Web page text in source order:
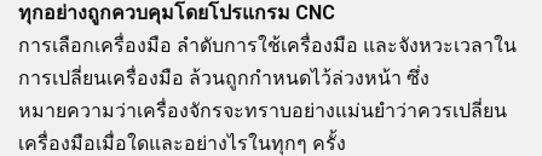
ทุกอย่างถูกควบคุมโดยโปรแกรม CNC
การเลือกเครื่องมือ ลำดับการใช้เครื่องมือ และจังหวะเวลาใน
การเปลี่ยนเครื่องมือ ล้วนถูกกำหนดไว้ล่วงหน้า ซึ่ง
หมายความว่าเครื่องจักรจะทราบอย่างแม่นยำว่าควรเปลี่ยน
เครื่องมือเมื่อใดและอย่างไรในทุกๆ ครั้ง